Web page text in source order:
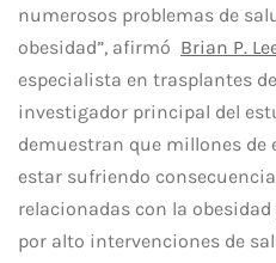
numerosos problemas de
obesidad”, afirmó Brian P.
especialista en trasplantes
investigador principal del
demuestran que millones de
estar sufriendo
relacionadas con la
por alto intervenciones de